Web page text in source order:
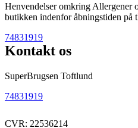
Henvendelser omkring Allergener
butikken indenfor åbningstiden på
74831919
Kontakt os
SuperBrugsen Toftlund
74831919
CVR: 22536214